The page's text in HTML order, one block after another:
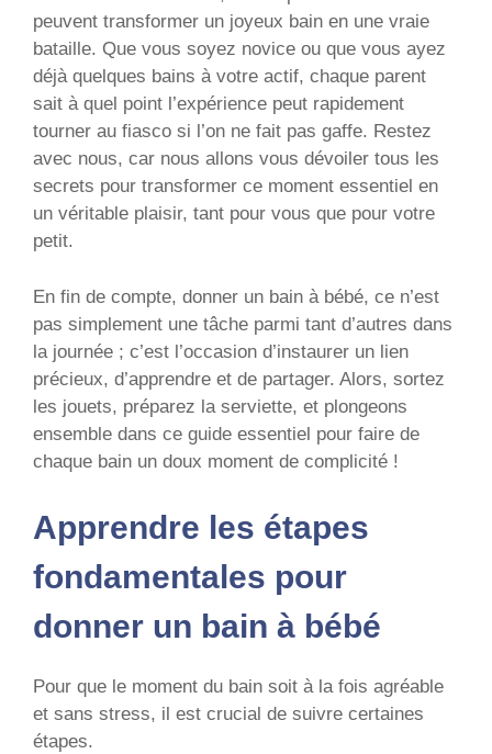
peuvent transformer un joyeux bain en une vraie
bataille. Que vous soyez novice ou que vous ayez
déjà quelques bains à votre actif, chaque parent
sait à quel point l’expérience peut rapidement
tourner au fiasco si l’on ne fait pas gaffe. Restez
avec nous, car nous allons vous dévoiler tous les
secrets pour transformer ce moment essentiel en
un véritable plaisir, tant pour vous que pour votre
petit.
En fin de compte, donner un bain à bébé, ce n’est
pas simplement une tâche parmi tant d’autres dans
la journée ; c’est l’occasion d’instaurer un lien
précieux, d’apprendre et de partager. Alors, sortez
les jouets, préparez la serviette, et plongeons
ensemble dans ce guide essentiel pour faire de
chaque bain un doux moment de complicité !
Apprendre les étapes
fondamentales pour
donner un bain à bébé
Pour que le moment du bain soit à la fois agréable
et sans stress, il est crucial de suivre certaines
étapes.